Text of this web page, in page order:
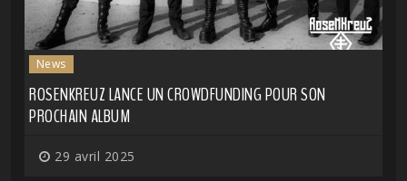
News
ROSENKREUZ LANCE UN CROWDFUNDING POUR SON
PROCHAIN ALBUM
29 avril 2025